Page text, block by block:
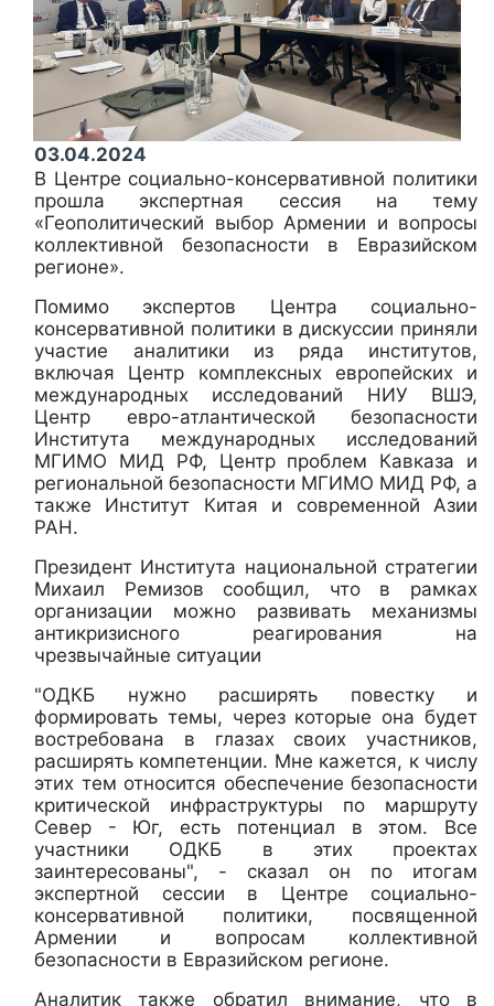
03.04.2024
В Центре социально-консервативной политики
прошла экспертная сессия на тему
«Геополитический выбор Армении и вопросы
коллективной безопасности в Евразийском
регионе».
Помимо экспертов Центра социально-
консервативной политики в дискуссии приняли
участие аналитики из ряда институтов,
включая Центр комплексных европейских и
международных исследований НИУ ВШЭ,
Центр евро-атлантической безопасности
Института международных исследований
МГИМО МИД РФ, Центр проблем Кавказа и
региональной безопасности МГИМО МИД РФ, а
также Институт Китая и современной Азии
РАН.
Президент Института национальной стратегии
Михаил Ремизов сообщил, что в рамках
организации можно развивать механизмы
антикризисного реагирования на
чрезвычайные ситуации
"ОДКБ нужно расширять повестку и
формировать темы, через которые она будет
востребована в глазах своих участников,
расширять компетенции. Мне кажется, к числу
этих тем относится обеспечение безопасности
критической инфраструктуры по маршруту
Север - Юг, есть потенциал в этом. Все
участники ОДКБ в этих проектах
заинтересованы", - сказал он по итогам
экспертной сессии в Центре социально-
консервативной политики, посвященной
Армении и вопросам коллективной
безопасности в Евразийском регионе.
Аналитик также обратил внимание, что в